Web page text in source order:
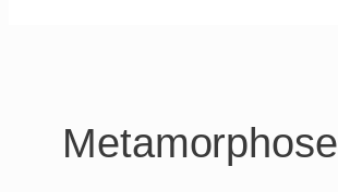
Metamorphose